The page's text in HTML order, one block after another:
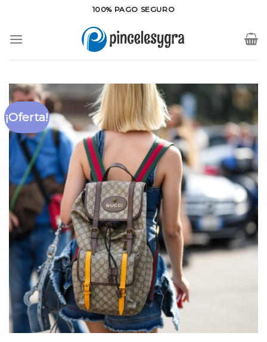
contenido
100% PAGO SEGURO
¡Oferta!